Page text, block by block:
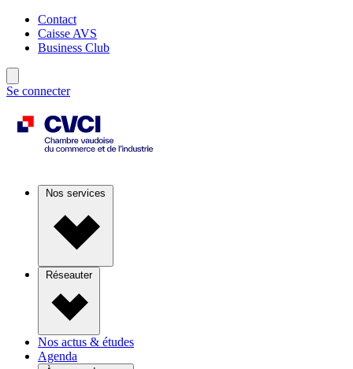
Contact
Caisse AVS
Business Club
Se connecter
Nos services
Réseauter
Nos actus & études
Agenda